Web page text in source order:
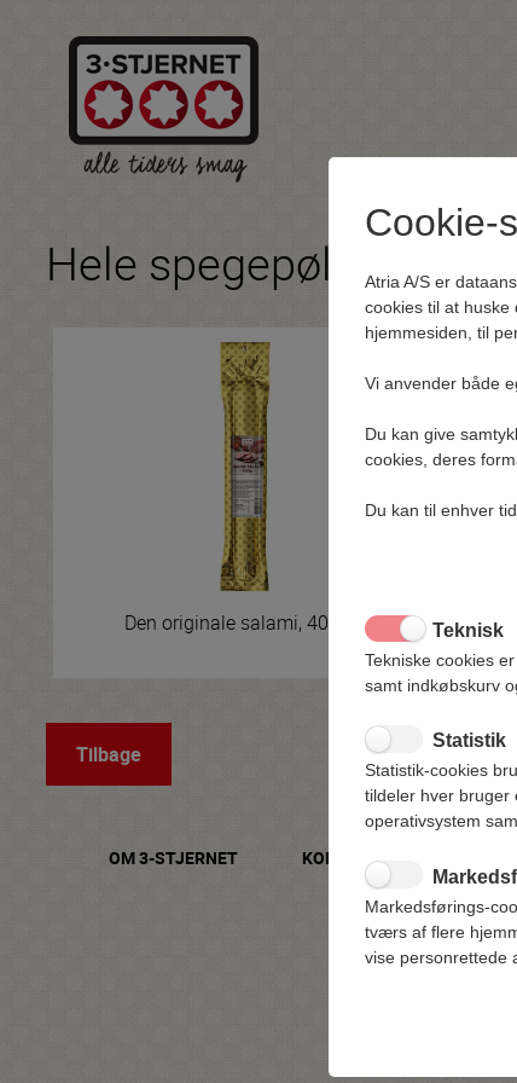
Hele spegepølser
Den originale salami, 400g
Tilbage
OM 3-STJERNET KONTAKT
Cookie-
Atria A/S er
cookies til at huske
hjemmesiden, til
Vi anvender både
Du kan give
cookies, deres
Du kan til enhver
Teknisk
Tekniske cookies
samt indkøbskurv
Statistik
Statistik-cookies
tildeler hver bruger
operativsystem
Markedsførings-
tværs af flere
vise personrettede